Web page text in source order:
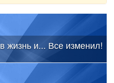
жизнь и... Все изменил!